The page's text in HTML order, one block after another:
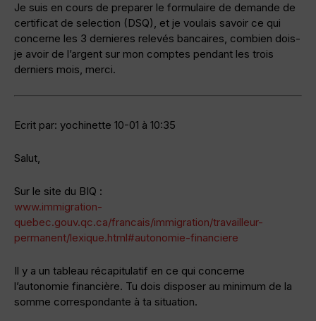
Je suis en cours de preparer le formulaire de demande de
certificat de selection (DSQ), et je voulais savoir ce qui
concerne les 3 dernieres relevés bancaires, combien dois-
je avoir de l’argent sur mon comptes pendant les trois
derniers mois, merci.
Ecrit par: yochinette 10-01 à 10:35
Salut,
Sur le site du BIQ :
www.immigration-
quebec.gouv.qc.ca/francais/immigration/travailleur-
permanent/lexique.html#autonomie-financiere
Il y a un tableau récapitulatif en ce qui concerne
l’autonomie financière. Tu dois disposer au minimum de la
somme correspondante à ta situation.